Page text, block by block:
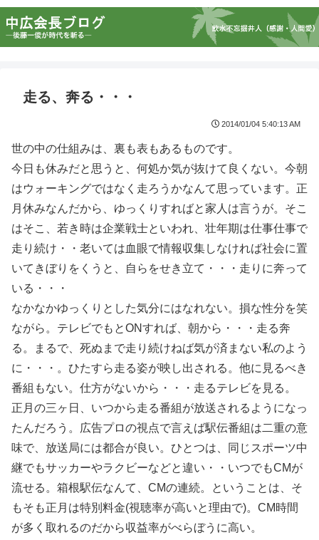
走る、奔る・・・
2014/01/04 5:40:13 AM
世の中の仕組みは、裏も表もあるものです。
今日も休みだと思うと、何処か気が抜けて良くない。今朝
はウォーキングではなく走ろうかなんて思っています。正
月休みなんだから、ゆっくりすればと家人は言うが。そこ
はそこ、若き時は企業戦士といわれ、壮年期は仕事仕事で
走り続け・・老いては血眼で情報収集しなければ社会に置
いてきぼりをくうと、自らをせき立て・・・走りに奔って
いる・・・
なかなかゆっくりとした気分にはなれない。損な性分を笑
ながら。テレビでもとONすれば、朝から・・・走る奔
る。まるで、死ぬまで走り続けねば気が済まない私のよう
に・・・。ひたすら走る姿が映し出される。他に見るべき
番組もない。仕方がないから・・・走るテレビを見る。
正月の三ヶ日、いつから走る番組が放送されるようになっ
たんだろう。広告プロの視点で言えば駅伝番組は二重の意
味で、放送局には都合が良い。ひとつは、同じスポーツ中
継でもサッカーやラクビーなどと違い・・いつでもCMが
流せる。箱根駅伝なんて、CMの連続。ということは、そ
もそも正月は特別料金(視聴率が高いと理由で)。CM時間
が多く取れるのだから収益率がべらぼうに高い。